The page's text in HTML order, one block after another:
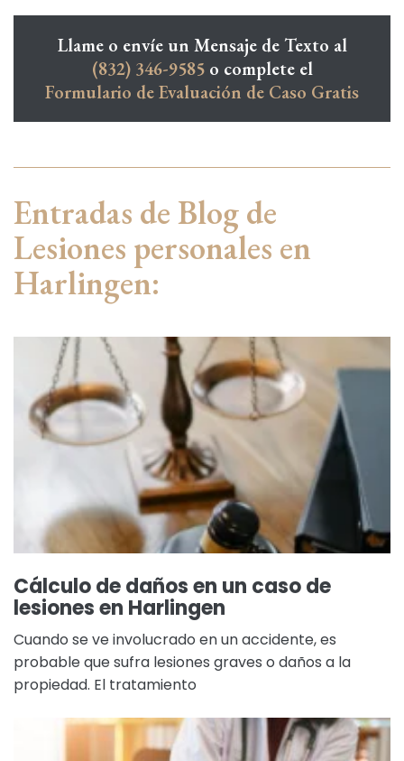
Llame o envíe un Mensaje de Texto al
(832) 346-9585o complete el
Formulario de Evaluación de Caso Gratis
Entradas de Blog de
Lesiones personales en
Harlingen:
Cálculo de daños en un caso de
lesiones en Harlingen
Cuando se ve involucrado en un accidente, es
probable que sufra lesiones graves o daños a la
propiedad. El tratamiento